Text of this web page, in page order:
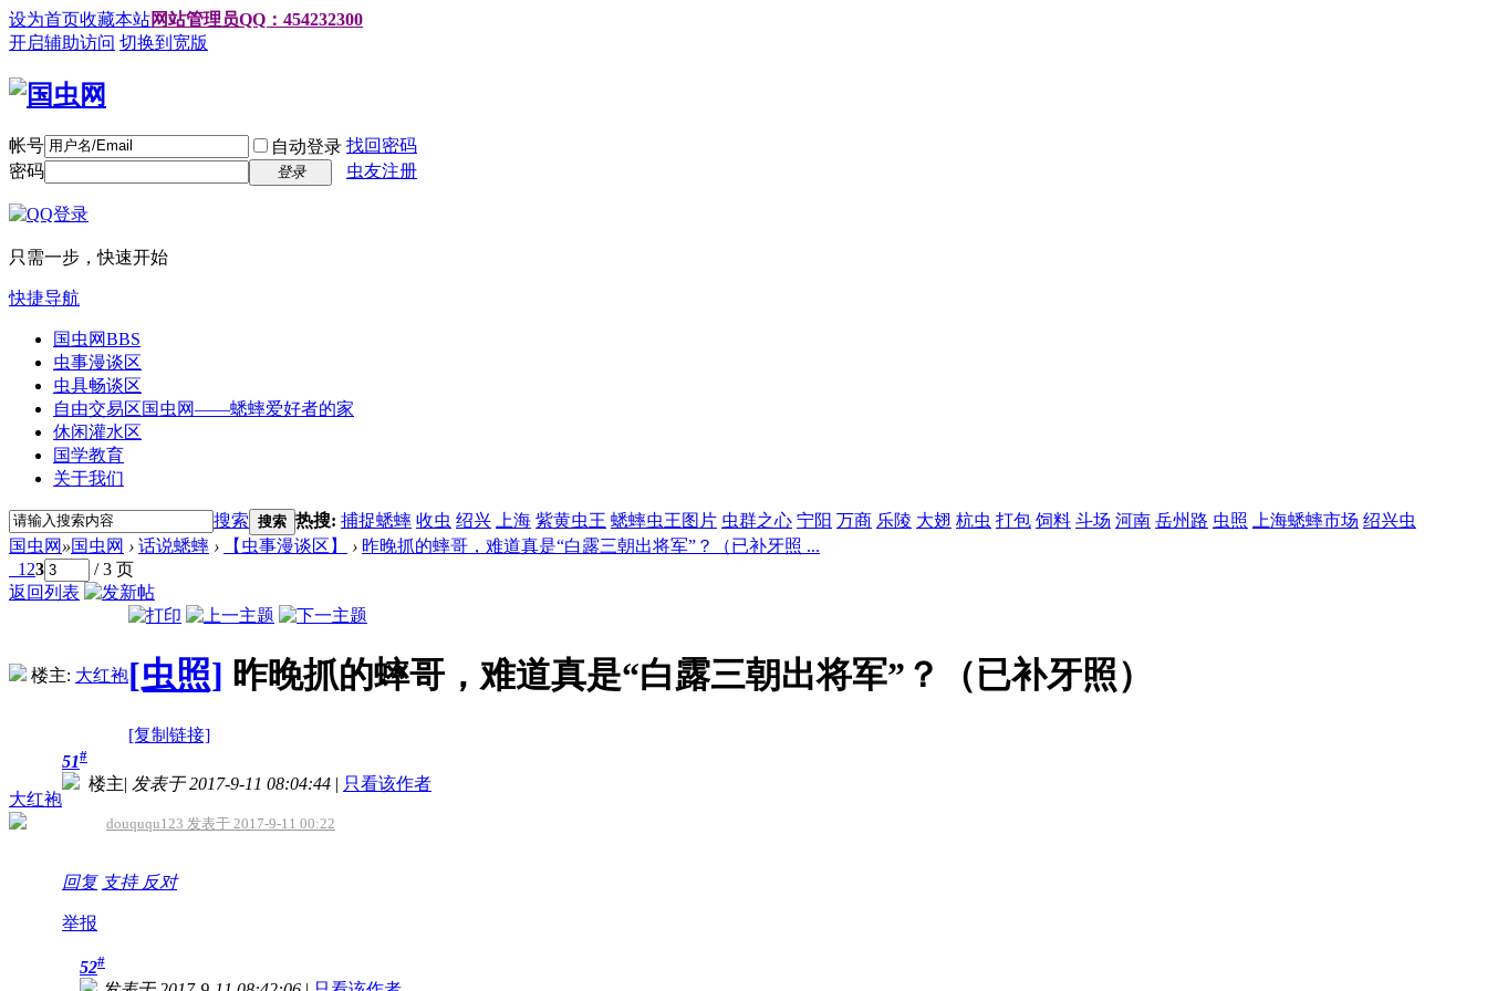
设为首页收藏本站网站管理员QQ：454232300
开启辅助访问 切换到宽版
帐号 自动登录 找回密码
密码
登录 虫友注册
只需一步，快速开始
快捷导航
国虫网BBS
虫事漫谈区
虫具畅谈区
自由交易区国虫网——蟋蟀爱好者的家
休闲灌水区
国学教育
关于我们
搜索 搜索 热搜: 捕捉蟋蟀 收虫 绍兴 上海 紫黄虫王 蟋蟀虫王图片 虫群之心 宁阳 万商 乐陵 大翅 杭虫 打包 饲料 斗场 河南 岳州路 虫照 上海蟋蟀市场 绍兴虫
国虫网 »国虫网 › 话说蟋蟀 › 【虫事漫谈区】 › 昨晚抓的蟀哥，难道真是“白露三朝出将军”？（已补牙照 ...
1 23
/ 3 页
返回列表
楼主: 大红袍[虫照] 昨晚抓的蟀哥，难道真是“白露三朝出将军”？（已补牙照）
[复制链接]
大红袍
51#
楼主| 发表于 2017-9-11 08:04:44 | 只看该作者
douququ123 发表于 2017-9-11 00:22
回复 支持 反对
举报
52#